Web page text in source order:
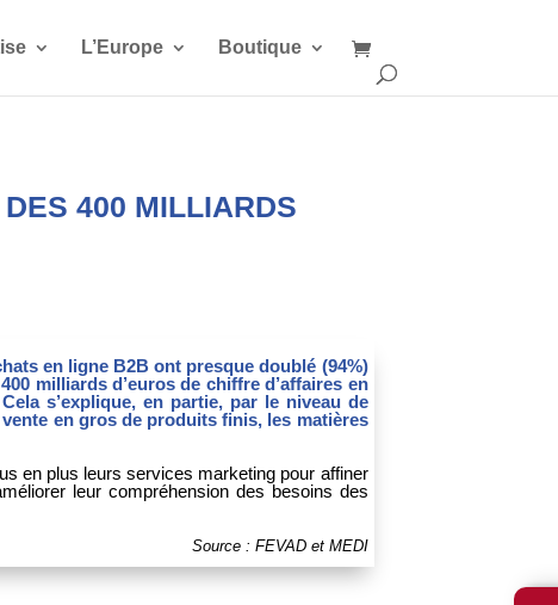
L’Europe Boutique
400 MILLIARDS
en ligne B2B ont presque doublé (94%)
milliards d’euros de chiffre d’affaires en
s’explique, en partie, par le niveau de
en gros de produits finis, les matières
en plus leurs services marketing pour affiner
leur compréhension des besoins des
Source : FEVAD et MEDI